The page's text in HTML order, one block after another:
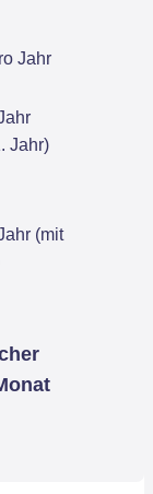
Jahr
Jahr)
(mit